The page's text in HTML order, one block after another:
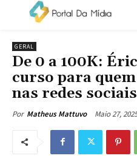
GERAL
De 0 a 100K:
curso para
nas redes sociais
Por Matheus Mattuvo Maio 27, 2025